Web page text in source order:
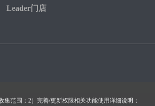
范围；2）完善/更新权限相关功能使用详细说明；
Leader门店